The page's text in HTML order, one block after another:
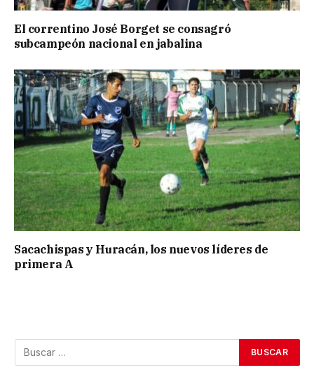
El correntino José Borget se consagró
subcampeón nacional en jabalina
Sacachispas y Huracán, los nuevos líderes de
primera A